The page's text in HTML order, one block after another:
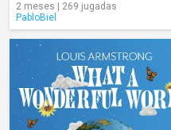
2 meses | 269 jugadas
PabloBiel